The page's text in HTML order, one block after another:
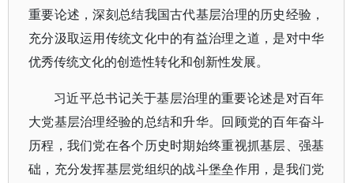
重要论述，深刻总结我国古代基层治理的历史经验，
充分汲取运用传统文化中的有益治理之道，是对中华
优秀传统文化的创造性转化和创新性发展。
习近平总书记关于基层治理的重要论述是对百年
大党基层治理经验的总结和升华。回顾党的百年奋斗
历程，我们党在各个历史时期始终重视抓基层、强基
础，充分发挥基层党组织的战斗堡垒作用，是我们党